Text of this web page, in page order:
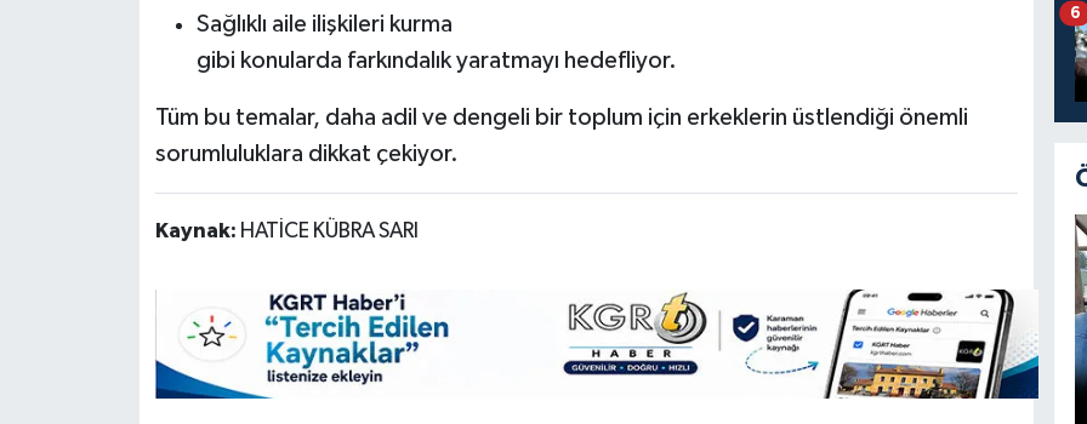
Sağlıklı aile ilişkileri kurma
gibi konularda farkındalık yaratmayı hedefliyor.
Tüm bu temalar, daha adil ve dengeli bir toplum için erkeklerin üstlendiği önemli
sorumluluklara dikkat çekiyor.
Kaynak: HATİCE KÜBRA SARI
6